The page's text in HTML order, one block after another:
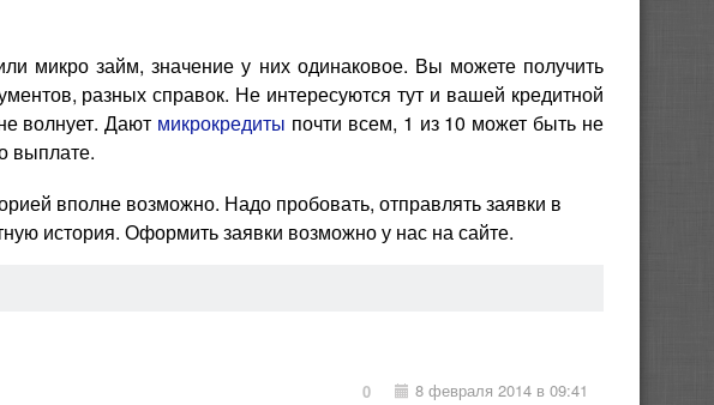
микро займ, значение у них одинаковое. Вы можете получить
разных справок. Не интересуются тут и вашей кредитной
волнует. Дают микрокредиты почти всем, 1 из 10 может быть не
выплате.
вполне возможно. Надо пробовать, отправлять заявки в
история. Оформить заявки возможно у нас на сайте.
8 февраля 2014 в 09:41
0